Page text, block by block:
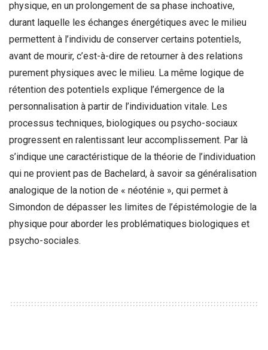
physique, en un prolongement de sa phase inchoative,
durant laquelle les échanges énergétiques avec le milieu
permettent à l’individu de conserver certains potentiels,
avant de mourir, c’est-à-dire de retourner à des relations
purement physiques avec le milieu. La même logique de
rétention des potentiels explique l’émergence de la
personnalisation à partir de l’individuation vitale. Les
processus techniques, biologiques ou psycho-sociaux
progressent en ralentissant leur accomplissement. Par là
s’indique une caractéristique de la théorie de l’individuation
qui ne provient pas de Bachelard, à savoir sa généralisation
analogique de la notion de « néoténie », qui permet à
Simondon de dépasser les limites de l’épistémologie de la
physique pour aborder les problématiques biologiques et
psycho-sociales.